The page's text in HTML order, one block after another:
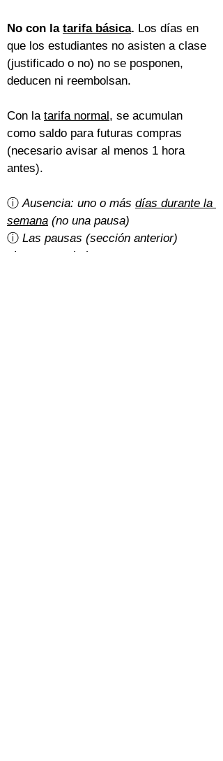
No con la tarifa básica. Los días en
que los estudiantes no asisten a clase
(justificado o no) no se posponen,
deducen ni reembolsan.
Con la tarifa normal, se acumulan
como saldo para futuras compras
(necesario avisar al menos 1 hora
antes).
ⓘ Ausencia: uno o más días durante la
semana (no una pausa)
ⓘ Las pausas (sección anterior)
siempre se deducen o posponen